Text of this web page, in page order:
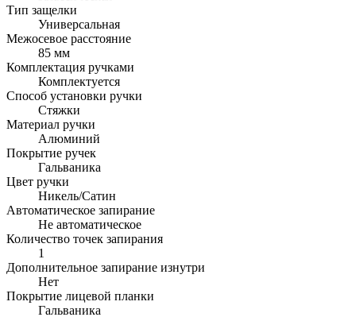
Тип защелки
Универсальная
Межосевое расстояние
85 мм
Комплектация ручками
Комплектуется
Способ установки ручки
Стяжки
Материал ручки
Алюминий
Покрытие ручек
Гальваника
Цвет ручки
Никель/Cатин
Автоматическое запирание
Не автоматическое
Количество точек запирания
1
Дополнительное запирание изнутри
Нет
Покрытие лицевой планки
Гальваника